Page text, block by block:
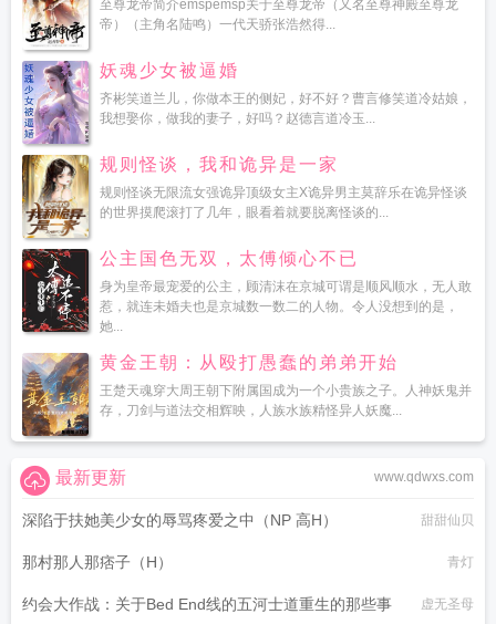
至尊龙帝简介emspemsp关于至尊龙帝（又名至尊神殿至尊龙
帝）（主角名陆鸣）一代天骄张浩然得...
妖魂少女被逼婚
齐彬笑道兰儿，你做本王的侧妃，好不好？曹言修笑道冷姑娘，
我想娶你，做我的妻子，好吗？赵德言道冷玉...
规则怪谈，我和诡异是一家
规则怪谈无限流女强诡异顶级女主X诡异男主莫辞乐在诡异怪谈
的世界摸爬滚打了几年，眼看着就要脱离怪谈的...
公主国色无双，太傅倾心不已
身为皇帝最宠爱的公主，顾清沫在京城可谓是顺风顺水，无人敢
惹，就连未婚夫也是京城数一数二的人物。令人没想到的是，
她...
黄金王朝：从殴打愚蠢的弟弟开始
王楚天魂穿大周王朝下附属国成为一个小贵族之子。人神妖鬼并
存，刀剑与道法交相辉映，人族水族精怪异人妖魔...
www.qdwxs.com
最新更新
深陷于扶她美少女的辱骂疼爱之中（NP 高H） 甜甜仙贝
那村那人那痞子（H） 青灯
约会大作战：关于Bed End线的五河士道重生的那些事 虚无圣母